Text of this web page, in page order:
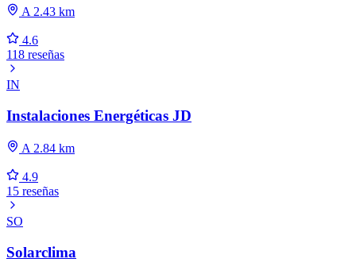
A 2.43 km
4.6
118 reseñas
IN
Instalaciones Energéticas JD
A 2.84 km
4.9
15 reseñas
SO
Solarclima